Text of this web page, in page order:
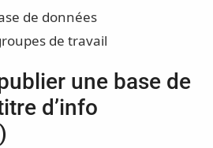
de données
de travail
une base de
d’info